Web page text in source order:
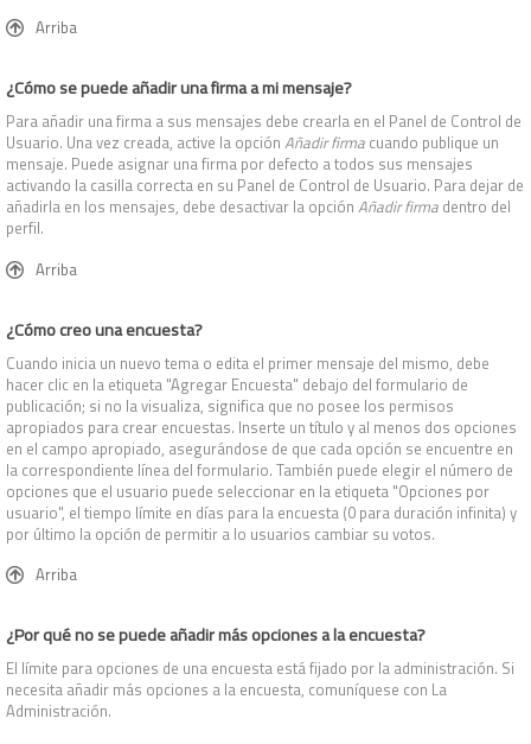
Arriba
¿Cómo se puede añadir una firma a mi mensaje?
Para añadir una firma a sus mensajes debe crearla en el Panel de Control de
Usuario. Una vez creada, active la opción Añadir firma cuando publique un
mensaje. Puede asignar una firma por defecto a todos sus mensajes
activando la casilla correcta en su Panel de Control de Usuario. Para dejar de
añadirla en los mensajes, debe desactivar la opción Añadir firma dentro del
perfil.
Arriba
¿Cómo creo una encuesta?
Cuando inicia un nuevo tema o edita el primer mensaje del mismo, debe
hacer clic en la etiqueta "Agregar Encuesta" debajo del formulario de
publicación; si no la visualiza, significa que no posee los permisos
apropiados para crear encuestas. Inserte un título y al menos dos opciones
en el campo apropiado, asegurándose de que cada opción se encuentre en
la correspondiente línea del formulario. También puede elegir el número de
opciones que el usuario puede seleccionar en la etiqueta "Opciones por
usuario", el tiempo límite en días para la encuesta (0 para duración infinita) y
por último la opción de permitir a lo usuarios cambiar su votos.
Arriba
¿Por qué no se puede añadir más opciones a la encuesta?
El límite para opciones de una encuesta está fijado por la administración. Si
necesita añadir más opciones a la encuesta, comuníquese con La
Administración.